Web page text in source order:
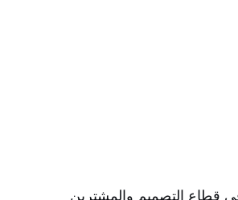
في قطاع التصميم والمشترين